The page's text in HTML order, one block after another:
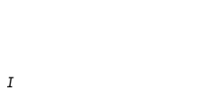
